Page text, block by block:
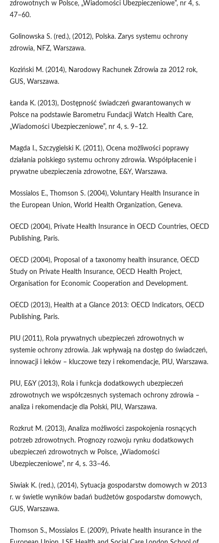
zdrowotnych w Polsce, „Wiadomości Ubezpieczeniowe”, nr 4, s.
47–60.
Golinowska S. (red.), (2012), Polska. Zarys systemu ochrony
zdrowia, NFZ, Warszawa.
Koziński M. (2014), Narodowy Rachunek Zdrowia za 2012 rok,
GUS, Warszawa.
Łanda K. (2013), Dostępność świadczeń gwarantowanych w
Polsce na podstawie Barometru Fundacji Watch Health Care,
„Wiadomości Ubezpieczeniowe”, nr 4, s. 9–12.
Magda I., Szczygielski K. (2011), Ocena możliwości poprawy
działania polskiego systemu ochrony zdrowia. Współpłacenie i
prywatne ubezpieczenia zdrowotne, E&Y, Warszawa.
Mossialos E., Thomson S. (2004), Voluntary Health Insurance in
the European Union, World Health Organization, Geneva.
OECD (2004), Private Health Insurance in OECD Countries, OECD
Publishing, Paris.
OECD (2004), Proposal of a taxonomy health insurance, OECD
Study on Private Health Insurance, OECD Health Project,
Organisation for Economic Cooperation and Development.
OECD (2013), Health at a Glance 2013: OECD Indicators, OECD
Publishing, Paris.
PIU (2011), Rola prywatnych ubezpieczeń zdrowotnych w
systemie ochrony zdrowia. Jak wpływają na dostęp do świadczeń,
innowacji i leków – kluczowe tezy i rekomendacje, PIU, Warszawa.
PIU, E&Y (2013), Rola i funkcja dodatkowych ubezpieczeń
zdrowotnych we współczesnych systemach ochrony zdrowia –
analiza i rekomendacje dla Polski, PIU, Warszawa.
Rozkrut M. (2013), Analiza możliwości zaspokojenia rosnących
potrzeb zdrowotnych. Prognozy rozwoju rynku dodatkowych
ubezpieczeń zdrowotnych w Polsce, „Wiadomości
Ubezpieczeniowe”, nr 4, s. 33–46.
Siwiak K. (red.), (2014), Sytuacja gospodarstw domowych w 2013
r. w świetle wyników badań budżetów gospodarstw domowych,
GUS, Warszawa.
Thomson S., Mossialos E. (2009), Private health insurance in the